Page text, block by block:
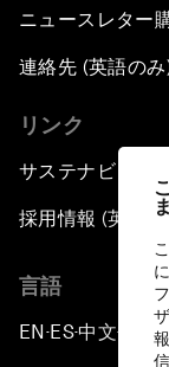
ニュースレター
連絡先 (英語のみ
リンク
サステナビリテ
採用情報 (英語の
言語
EN ▪ ES▪中文▪ 日本